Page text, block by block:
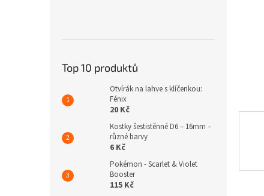
Top 10 produktů
Otvírák na lahve s klíčenkou:
Fénix
20 Kč
Kostky šestistěnné D6 – 16mm –
různé barvy
6 Kč
Pokémon - Scarlet & Violet
Booster
115 Kč